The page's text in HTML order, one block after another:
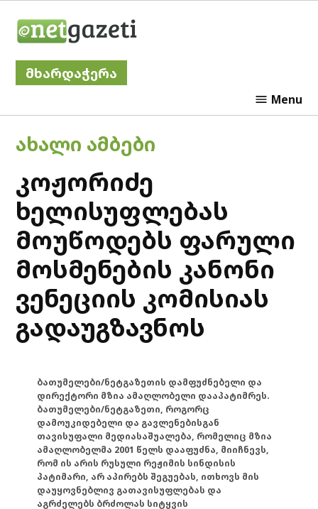
მხარდაჭერა
Menu
POSTED
ᲐᲮᲐᲚᲘ ᲐᲛᲑᲔᲑᲘ
კოჟორიძე
ხელისუფლებას
მოუწოდებს ფარული
მოსმენების კანონი
ვენეციის კომისიას
გადაუგზავნოს
ბათუმელები/ნეტგაზეთის დამფუძნებელი და
დირექტორი მზია ამაღლობელი დააპატიმრეს.
ბათუმელები/ნეტგაზეთი, როგორც
დამოუკიდებელი და გავლენებისგან
თავისუფალი მედიასაშუალება, რომელიც მზია
ამაღლობელმა 2001 წელს დააფუძნა, მიიჩნევს,
რომ ის არის რუსული რეჟიმის სინდისის
პატიმარი, არ აპირებს შეგუებას, ითხოვს მის
დაუყოვნებლივ გათავისუფლებას და
აგრძელებს ბრძოლას სიტყვის